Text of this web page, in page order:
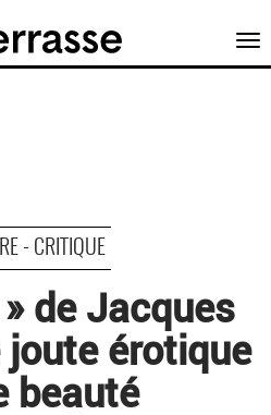
- CRITIQUE
de Jacques
joute érotique
beauté